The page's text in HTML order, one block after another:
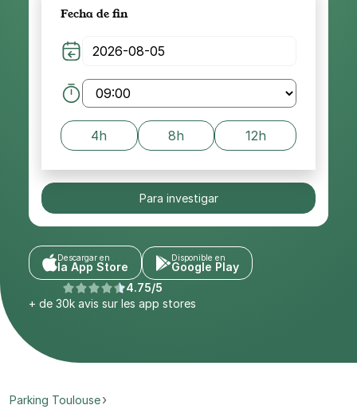
Fecha de fin
4h 8h 12h
Para investigar
Descargar en
la App Store
Disponible en
Google Play
4.75/5
+ de 30k avis sur les app stores
Parking Toulouse